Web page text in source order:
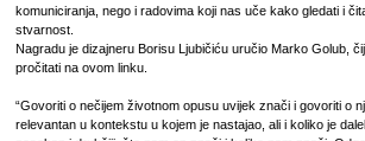
komuniciranja, nego i radovima koji nas uče kako gledati i
stvarnost.
Nagradu je dizajneru Borisu Ljubičiću uručio Marko Golub,
pročitati na ovom linku.
“Govoriti o nečijem životnom opusu uvijek znači i govoriti o
relevantan u kontekstu u kojem je nastajao, ali i koliko je